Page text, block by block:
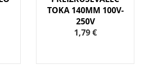
TOKA 140MM 100V-
250V
1,79 €